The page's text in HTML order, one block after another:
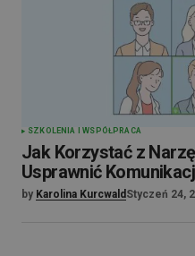
SZKOLENIA I WSPÓŁPRACA
Jak Korzystać z
Usprawnić
by Karolina Kurcwald Styczeń 24,